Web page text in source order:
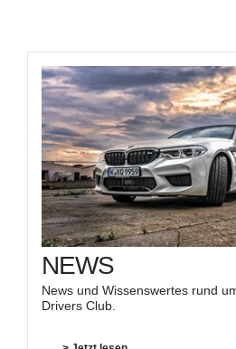
NEWS
News und Wissenswertes rund
Drivers Club.